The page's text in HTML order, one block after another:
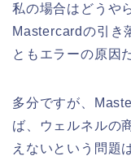
私の場合はどうや
Mastercardの引き
ともエラーの原因
多分ですが、
ば、ウェルネルの
えないという問題